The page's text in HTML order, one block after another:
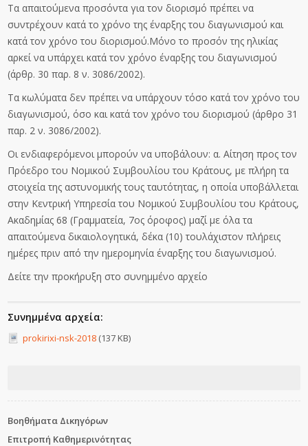
Τα απαιτούμενα προσόντα για τον διορισμό πρέπει να
συντρέχουν κατά το χρόνο της έναρξης του διαγωνισμού και
κατά τον χρόνο του διορισμού.Μόνο το προσόν της ηλικίας
αρκεί να υπάρχει κατά τον χρόνο έναρξης του διαγωνισμού
(άρθρ. 30 παρ. 8 ν. 3086/2002).
Τα κωλύματα δεν πρέπει να υπάρχουν τόσο κατά τον χρόνο του
διαγωνισμού, όσο και κατά τον χρόνο του διορισμού (άρθρο 31
παρ. 2 ν. 3086/2002).
Οι ενδιαφερόμενοι μπορούν να υποβάλουν: α. Αίτηση προς τον
Πρόεδρο του Νομικού Συμβουλίου του Κράτους, με πλήρη τα
στοιχεία της αστυνομικής τους ταυτότητας, η οποία υποβάλλεται
στην Κεντρική Υπηρεσία του Νομικού Συμβουλίου του Κράτους,
Ακαδημίας 68 (Γραμματεία, 7ος όροφος) μαζί με όλα τα
απαιτούμενα δικαιολογητικά, δέκα (10) τουλάχιστον πλήρεις
ημέρες πριν από την ημερομηνία έναρξης του διαγωνισμού.
Δείτε την προκήρυξη στο συνημμένο αρχείο
Συνημμένα αρχεία:
prokirixi-nsk-2018 (137 KB)
Βοηθήματα Δικηγόρων
Επιτροπή Καθημερινότητας